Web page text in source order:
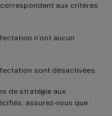
correspondent aux critères
n’ont aucun
sont désactivées.
de stratégie aux
assurez-vous que :